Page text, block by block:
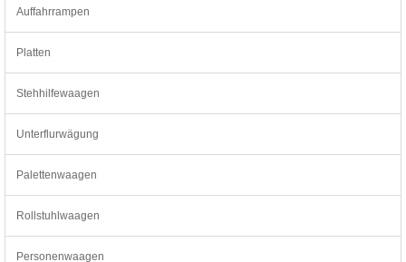
Auffahrrampen
Platten
Stehhilfewaagen
Unterflurwägung
Palettenwaagen
Rollstuhlwaagen
Personenwaagen